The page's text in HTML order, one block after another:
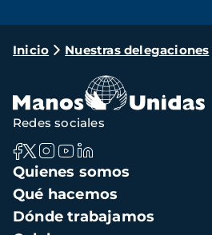
Ruta
navegación
Inicio Nuestras delegaciones
Navegación
principal
Quienes somos
Qué hacemos
Dónde trabajamos
Redes sociales